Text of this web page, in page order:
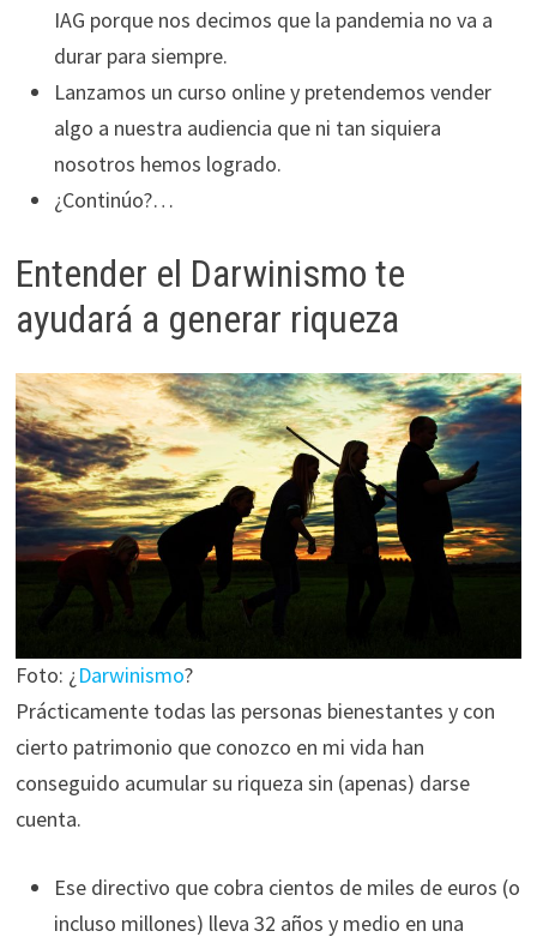
IAG porque nos decimos que la pandemia no va a
durar para siempre.
Lanzamos un curso online y pretendemos vender
algo a nuestra audiencia que ni tan siquiera
nosotros hemos logrado.
¿Continúo?…
Entender el Darwinismo te
ayudará a generar riqueza
Foto: ¿ Darwinismo?
Prácticamente todas las personas bienestantes y con
cierto patrimonio que conozco en mi vida han
conseguido acumular su riqueza sin (apenas) darse
cuenta.
Ese directivo que cobra cientos de miles de euros (o
incluso millones) lleva 32 años y medio en una